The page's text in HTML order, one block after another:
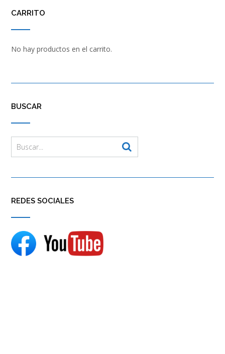
CARRITO
No hay productos en el carrito.
BUSCAR
REDES SOCIALES